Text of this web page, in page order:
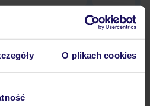
O plikach cookies